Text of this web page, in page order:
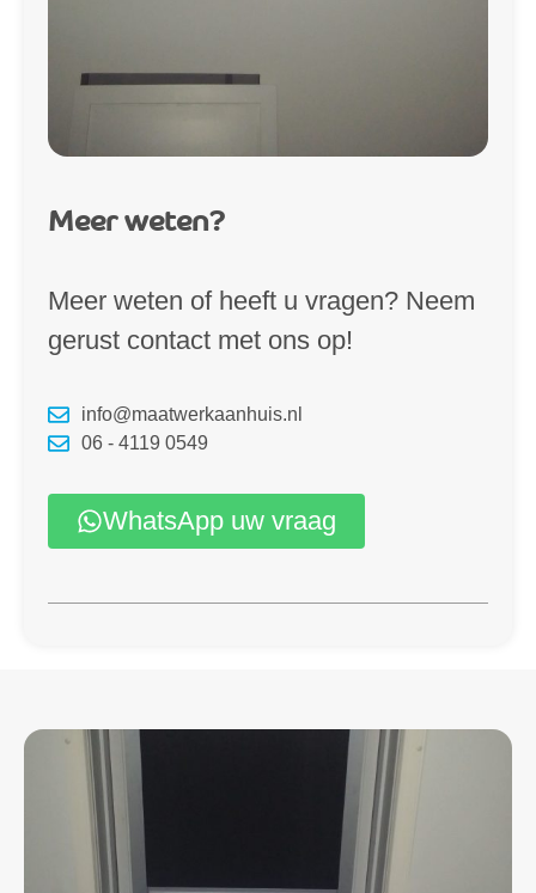
Meer weten?
Meer weten of heeft u vragen? Neem
gerust contact met ons op!
info@maatwerkaanhuis.nl
06 - 4119 0549
WhatsApp uw vraag